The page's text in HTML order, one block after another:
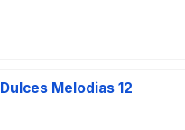
Dulces Melodias 12